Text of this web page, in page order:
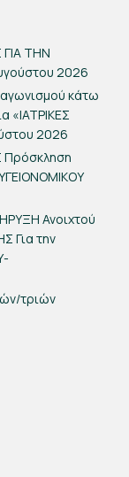
ΤΗΝ
2026
κάτω
«ΙΑΤΡΙΚΕΣ
2026
Ανοιχτού
Για την
τριών